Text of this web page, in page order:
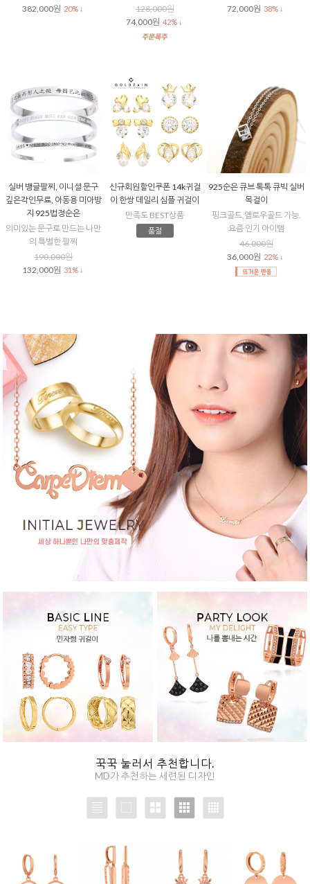
382,000원 20% ↓
128,000원
74,000원 42% ↓
72,000원 38% ↓
실버 뱅글팔찌, 이니셜 문구
깊은각인무료, 아동용 미아방
지 925법정순은
의미있는 문구로 만드는 나만
의 특별한 팔찌
190,000원
132,000원 31% ↓
신규회원할인쿠폰 14k귀걸
이 한쌍 데일리 심플 귀걸이
만족도 BEST상품
품절
925순은 큐브 톡톡 큐빅 실버
목걸이
핑크골드,옐로우골드 가능.
요즘 인기 아이템
46,000원
36,000원 22% ↓
꾹꾹 눌러서 추천합니다.
MD가 추천하는 세련된 디자인